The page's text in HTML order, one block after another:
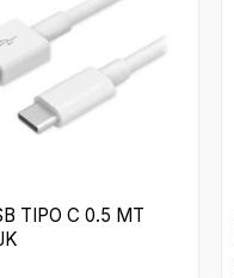
TIPO C 0.5 MT